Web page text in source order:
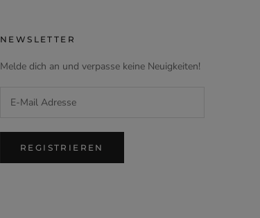
NEWSLETTER
Melde dich an und verpasse keine Neuigkeiten!
REGISTRIEREN